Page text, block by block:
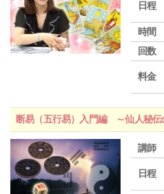
日程
時間
回数
料金
断易（五行易）入門編 ～仙人秘伝
講師
日程